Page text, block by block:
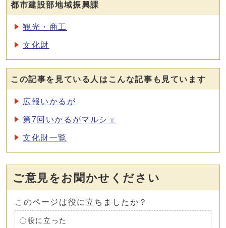
都市建設部地域振興課
観光・商工
文化財
この記事を見ている人はこんな記事も見ています
広報いかるが
第7回いかるがマルシェ
文化財一覧
ご意見をお聞かせください
このページは役に立ちましたか？
役に立った